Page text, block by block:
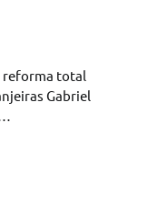
reforma total
Gabriel